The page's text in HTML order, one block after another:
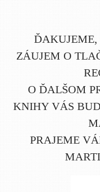
ĎAKUJEME,
ZÁUJEM O
O ĎALŠOM
KNIHY VÁS
PRAJEME